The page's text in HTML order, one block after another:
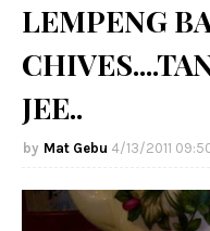
LEMPENG
JEE..
Mat Gebu 4/13/2011